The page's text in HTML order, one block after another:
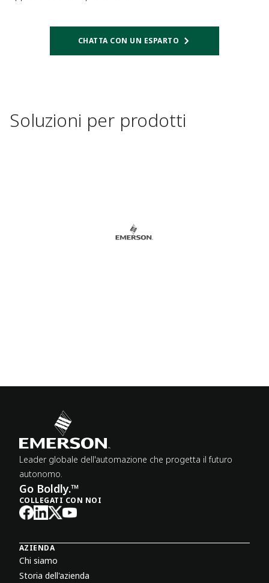
CHATTA CON UN ESPARTO
Soluzioni per prodotti
Leader globale dell'automazione che progetta il futuro
autonomo.
Go Boldly.™
COLLEGATI CON NOI
AZIENDA
Chi siamo
Storia dell'azienda